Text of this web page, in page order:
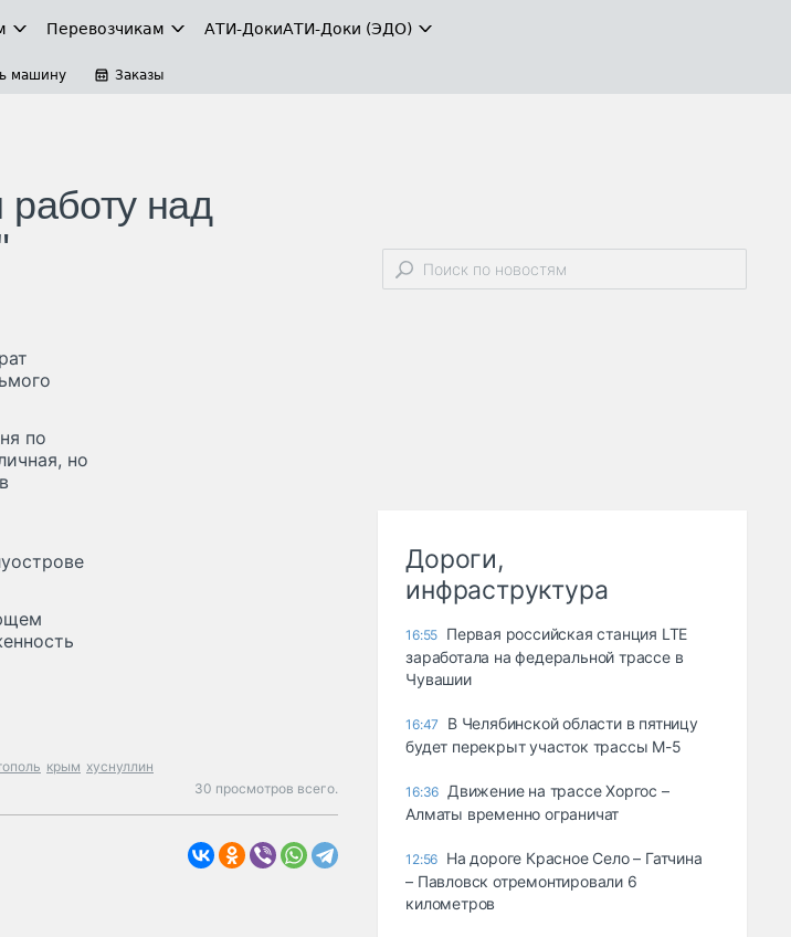
Перевозчикам АТИ-ДокиАТИ-Доки (ЭДО)
машину Заказы
над
по
но
крым хуснуллин
30 просмотров всего.
Дороги,
инфраструктура
16:55 Первая российская станция LTE
заработала на федеральной трассе в
Чувашии
16:47
В Челябинской области в пятницу
будет перекрыт участок трассы М-5
16:36 Движение на трассе Хоргос –
Алматы временно ограничат
12:56 На дороге Красное Село – Гатчина
– Павловск отремонтировали 6
километров